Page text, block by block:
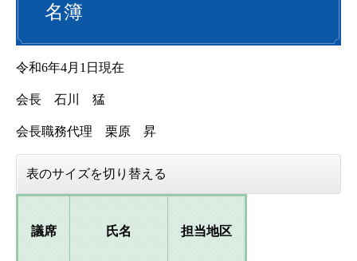
名簿
令和6年4月1日現在
会長 石川 猛
会長職務代理 栗原 昇
表のサイズを切り替える
議席 氏名 担当地区